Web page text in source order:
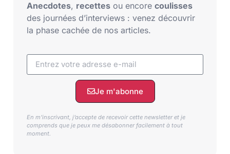
Anecdotes, recettes ou encore coulisses
des journées d’interviews : venez découvrir
la phase cachée de nos articles.
Je m'abonne
En m’inscrivant, j’accepte de recevoir cette newsletter et je
comprends que je peux me désabonner facilement à tout
moment.